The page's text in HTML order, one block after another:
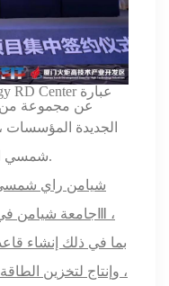
عن مجموعة من
الجديدة المؤسسات
شمسيالتكنولوجيا المحدودة.
شيامن راي
جامعة شيامن
،
بما في ذلك إنشاء
، وإنتاج لتخزين